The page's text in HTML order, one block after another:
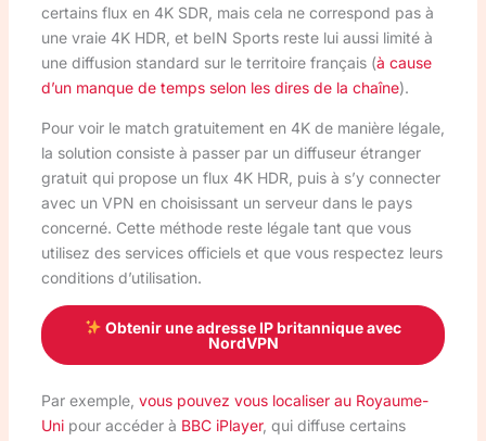
certains flux en 4K SDR, mais cela ne correspond pas à
une vraie 4K HDR, et beIN Sports reste lui aussi limité à
une diffusion standard sur le territoire français (à cause
d’un manque de temps selon les dires de la chaîne).
Pour voir le match gratuitement en 4K de manière légale,
la solution consiste à passer par un diffuseur étranger
gratuit qui propose un flux 4K HDR, puis à s’y connecter
avec un VPN en choisissant un serveur dans le pays
concerné. Cette méthode reste légale tant que vous
utilisez des services officiels et que vous respectez leurs
conditions d’utilisation.
Obtenir une adresse IP britannique avec
NordVPN
Par exemple, vous pouvez vous localiser au Royaume-
Unipour accéder à BBC iPlayer, qui diffuse certains